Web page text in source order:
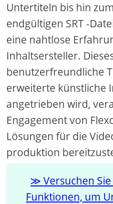
Untertiteln bis hin
endgültigen SRT -
eine nahtlose
Inhaltsersteller.
benutzerfreundliche
erweiterte künstliche
angetrieben wird,
Engagement von
Lösungen für die
produktion
Versuchen
Funktionen, um